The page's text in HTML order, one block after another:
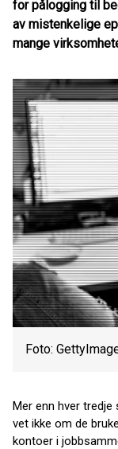
for pålogging til
av mistenkelige
mange
Foto:
Mer enn hver tredje
vet ikke om de
kontoer i